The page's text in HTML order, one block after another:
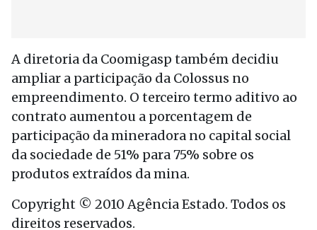
A diretoria da Coomigasp também decidiu
ampliar a participação da Colossus no
empreendimento. O terceiro termo aditivo ao
contrato aumentou a porcentagem de
participação da mineradora no capital social
da sociedade de 51% para 75% sobre os
produtos extraídos da mina.
Copyright © 2010 Agência Estado. Todos os
direitos reservados.